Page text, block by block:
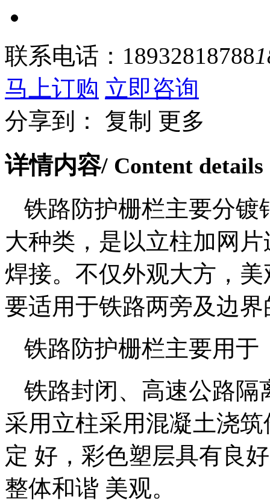
联系电话： 18932818788
马上订购 立即咨询
分享到：
复制 更多
详情内容/ Content details
铁路防护栅栏主要分镀
大种类，是以立柱加网
焊接。不仅外观大方，
要适用于铁路两旁及边
铁路防护栅栏主要用于
铁路封闭、高速公路隔
采用立柱采用混凝土浇
定 好，彩色塑层具有良
整体和谐 美观。